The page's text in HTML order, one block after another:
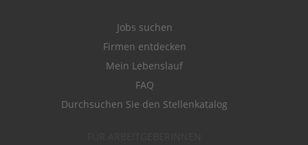
Jobs suchen
Firmen entdecken
Mein Lebenslauf
FAQ
Durchsuchen Sie den Stellenkatalog